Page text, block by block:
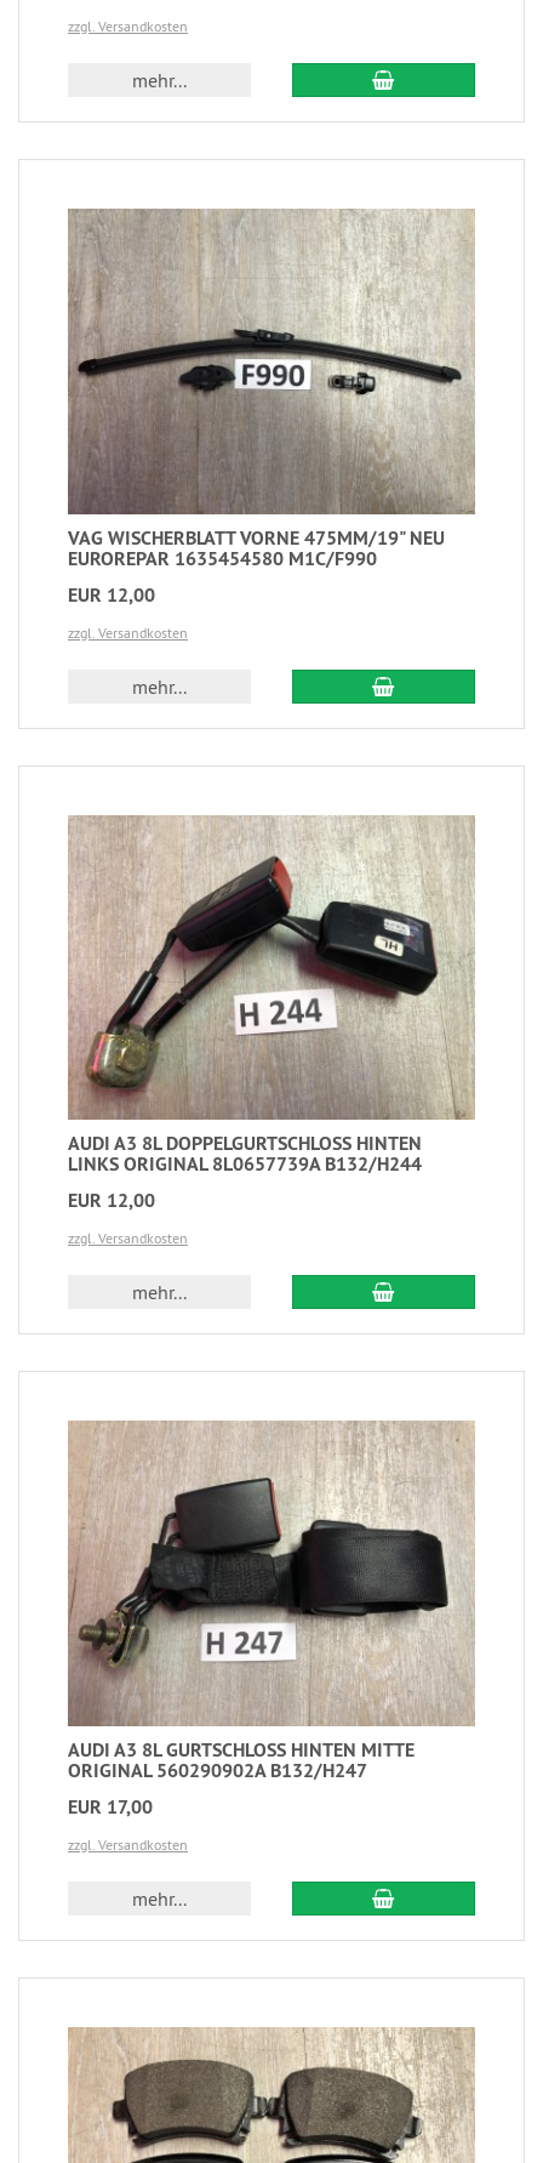
zzgl. Versandkosten
mehr...
VAG WISCHERBLATT VORNE 475MM/19" NEU
EUROREPAR 1635454580 M1C/F990
EUR 12,00
zzgl. Versandkosten
mehr...
AUDI A3 8L DOPPELGURTSCHLOSS HINTEN
LINKS ORIGINAL 8L0657739A B132/H244
EUR 12,00
zzgl. Versandkosten
mehr...
AUDI A3 8L GURTSCHLOSS HINTEN MITTE
ORIGINAL 560290902A B132/H247
EUR 17,00
zzgl. Versandkosten
mehr...